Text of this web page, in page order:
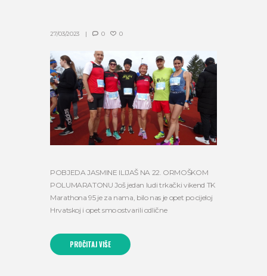
27/03/2023 0 0
POBJEDA JASMINE ILIJAŠ NA 22. ORMOŠKOM
POLUMARATONU Još jedan ludi trkački vikend TK
Marathona 95 je za nama, bilo nas je opet po cijeloj
Hrvatskoj i opet smo ostvarili odlične
PROČITAJ VIŠE